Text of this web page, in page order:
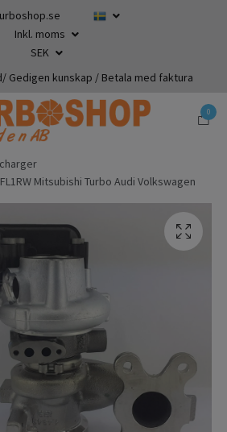
Inkl. moms
SEK
Gedigen kunskap / Betala med faktura
0
Mitsubishi Turbo Audi Volkswagen